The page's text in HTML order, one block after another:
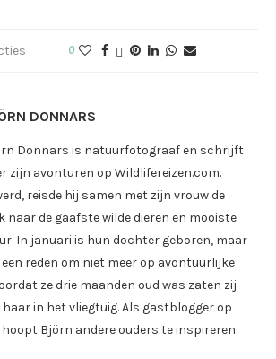
0
DONNARS
Donnars is natuurfotograaf en schrijft
zijn avonturen op Wildlifereizen.com.
reisde hij samen met zijn vrouw de
naar de gaafste wilde dieren en mooiste
In januari is hun dochter geboren, maar
reden om niet meer op avontuurlijke
ze drie maanden oud was zaten zij
in het vliegtuig. Als gastblogger op
Björn andere ouders te inspireren.